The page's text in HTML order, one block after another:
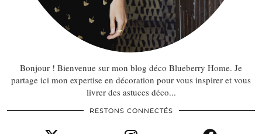
Bonjour ! Bienvenue sur mon blog déco Blueberry Home. Je
partage ici mon expertise en décoration pour vous inspirer et vous
livrer des astuces déco...
RESTONS CONNECTÉS